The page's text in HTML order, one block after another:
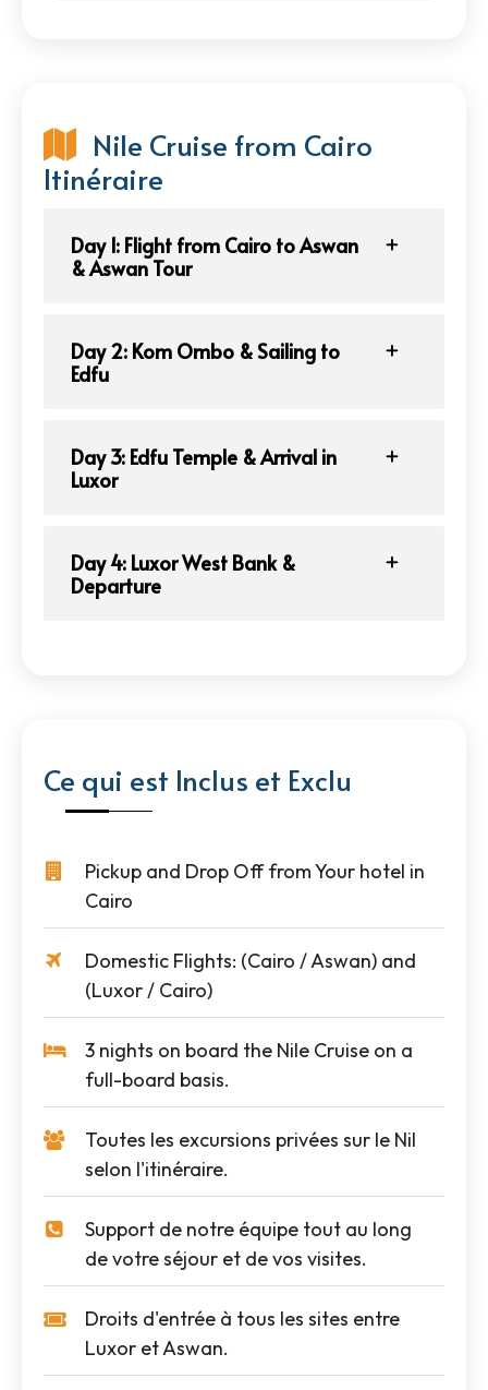
Nile Cruise from Cairo
Itinéraire
Day 1: Flight from Cairo to Aswan
& Aswan Tour
Day 2: Kom Ombo & Sailing to
Edfu
Day 3: Edfu Temple & Arrival in
Luxor
Day 4: Luxor West Bank &
Departure
Ce qui est Inclus et Exclu
Pickup and Drop Off from Your hotel in
Cairo
Domestic Flights: (Cairo / Aswan) and
(Luxor / Cairo)
3 nights on board the Nile Cruise on a
full-board basis.
Toutes les excursions privées sur le Nil
selon l'itinéraire.
Support de notre équipe tout au long
de votre séjour et de vos visites.
Droits d'entrée à tous les sites entre
Luxor et Aswan.